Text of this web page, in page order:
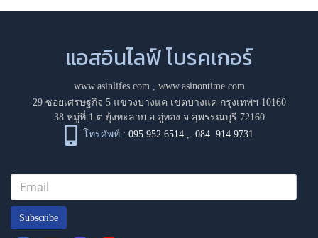
แอสอินไลฟ์ โบรคเกอร์
www.asinlifes.com, www.asinontime.com
29 ซอยเศรษฐกิจ 5 แขวงบางแค เขตบางแค กรุงเทพฯ 10160
38 หมู่ที่ 1 ต.ยุ้งทะลาย อ.อู่ทอง จ.สุพรรณบุรี 72160
โทรศัพท์ : 095 952 6514 ,084 914 9731
Subscribe